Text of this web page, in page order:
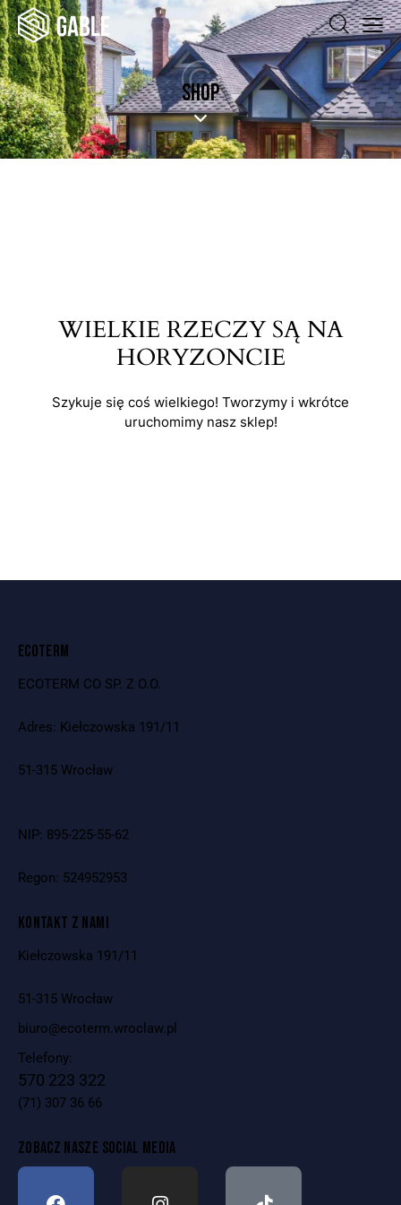
SHOP
WIELKIE RZECZY SĄ NA
HORYZONCIE
Szykuje się coś wielkiego! Tworzymy i wkrótce
uruchomimy nasz sklep!
ECOTERM
ECOTERM CO SP. Z O.O.
Adres: Kiełczowska 191/11
51-315 Wrocław
NIP: 895-225-55-62
Regon: 524952953
KONTAKT Z NAMI
Kiełczowska 191/11
51-315 Wrocław
biuro@ecoterm.wroclaw.pl
Telefony:
570 223 322
(71) 307 36 66
ZOBACZ NASZE SOCIAL MEDIA